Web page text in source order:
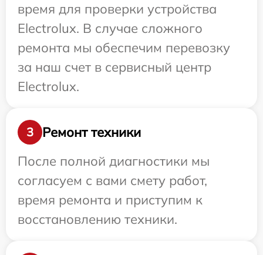
время для проверки устройства
Electrolux. В случае сложного
ремонта мы обеспечим перевозку
за наш счет в сервисный центр
Electrolux.
3
Ремонт техники
После полной диагностики мы
согласуем с вами смету работ,
время ремонта и приступим к
восстановлению техники.